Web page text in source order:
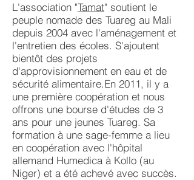
L'association "Tamat" soutient le
peuple nomade des Tuareg au Mali
depuis 2004 avec l'aménagement et
l'entretien des écoles. S'ajoutent
bientôt des projets
d'approvisionnement en eau et de
sécurité alimentaire.En 2011, il y a
une première coopération et nous
offrons une bourse d'études de 3
ans pour une jeunes Tuareg. Sa
formation à une sage-femme a lieu
en coopération avec l'hôpital
allemand Humedica à Kollo (au
Niger) et a été achevé avec succès.